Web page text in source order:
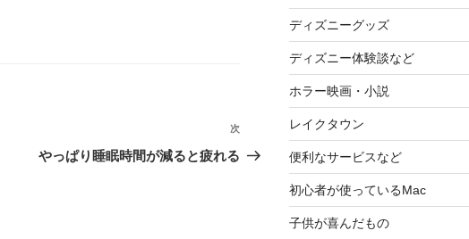
次
の
次
やっぱり睡眠時間が減ると疲れる
ディズニーグッズ
ディズニー体験談など
ホラー映画・小説
レイクタウン
便利なサービスなど
初心者が使っているMac
子供が喜んだもの